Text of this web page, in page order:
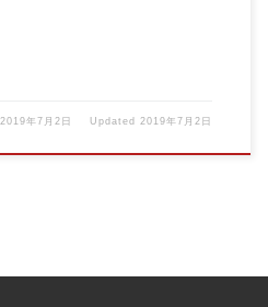
2019年7月2日 Updated 2019年7月2日